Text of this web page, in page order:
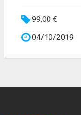
99,00 €
04/10/2019